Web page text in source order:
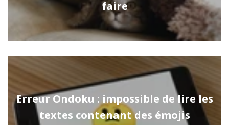
faire
Erreur Ondoku : impossible de lire les
textes contenant des émojis